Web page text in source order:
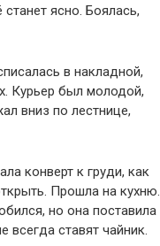
ясно. Боялась,
в накладной,
Курьер был молодой,
вниз по лестнице,
конверт к груди, как
Прошла на кухню.
но она поставила
всегда ставят чайник.